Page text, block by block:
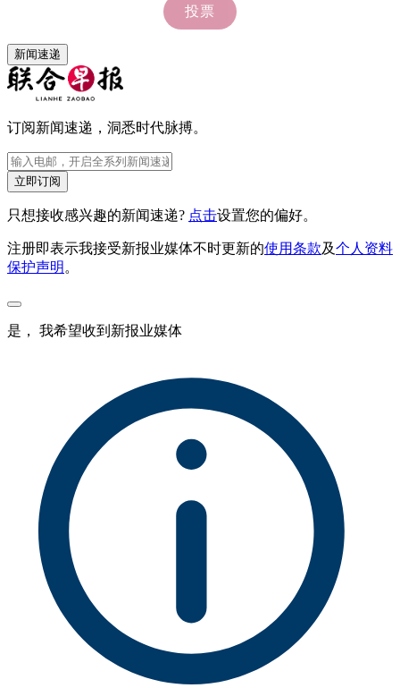
新闻速递
订阅新闻速递，洞悉时代脉搏。
立即订阅
只想接收感兴趣的新闻速递? 点击设置您的偏好。
注册即表示我接受新报业媒体不时更新的使用条款及个人资料
保护声明 。
是， 我希望收到新报业媒体